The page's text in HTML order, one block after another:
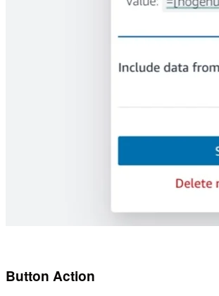
Button Action